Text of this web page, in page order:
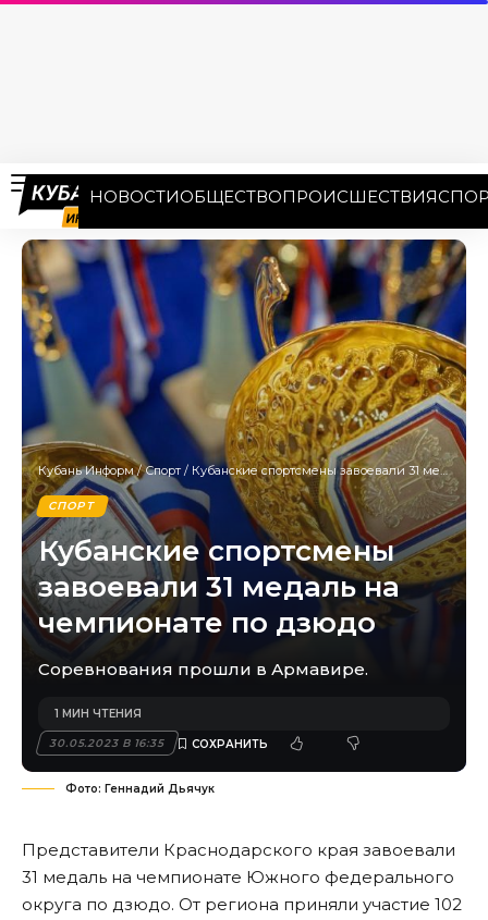
НОВОСТИОБЩЕСТВОПРОИСШЕСТВИЯ
Кубань Информ/Спорт/ Кубанские спортсмены завоевали 31 медаль на чемпионате по дзюдо
СПОРТ
Кубанские спортсмены
завоевали 31 медаль на
чемпионате по дзюдо
Соревнования прошли в Армавире.
30.05.2023 В 16:35
1 МИН ЧТЕНИЯ
Фото: Геннадий Дьячук
Представители Краснодарского края завоевали
31 медаль на чемпионате Южного федерального
округа по дзюдо. От региона приняли участие 102